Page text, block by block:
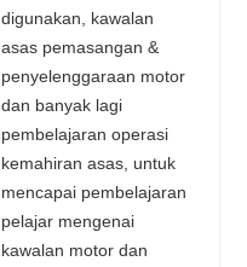
digunakan, kawalan
asas pemasangan &
penyelenggaraan motor
dan banyak lagi
pembelajaran operasi
kemahiran asas, untuk
mencapai pembelajaran
pelajar mengenai
kawalan motor dan